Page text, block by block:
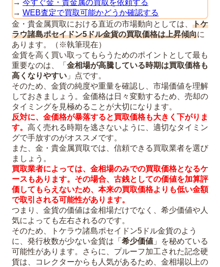
→ 今すぐ金・貴金属の買取を依頼する
→ WEB査定で買取可能かどうか確認する
金・貴金属買取における直近の市場動向としては、 トケ
ラウ諸島ポセイドン5ドル金貨の買取価格は上昇傾向に
あります。（※執筆現在）
金貨を高く買い取ってもらうためのポイントとして最も
重要なのは、「 金相場が高騰している時期は買取価格も
高くなりやすい 」点です。
そのため、金貨の純度や重量を確認し、市場価値を理解
しておきましょう。金価格は日々変動するため、売却の
タイミングを見極めることが大切になります。
反対に、金価格が暴落すると買取価格も大きく下がりま
す。 高く売れる時期を逃さないように、適切なタイミン
グで手放すのがオススメです。
また、金・貴金属買取では、信頼できる買取業者を選び
ましょう。
買取業者によっては、金相場のみでの買取価格となるケ
ースもあります。その場合、古銭としての価値を加算評
価してもらえないため、本来の買取価格よりも低い金額
で取引される可能性があります。
つまり、金貨の価値は金相場だけでなく、希少価値や人
気によっても左右されるのです。
そのため、トケラウ諸島ポセイドン5ドル金貨のよう
に、発行枚数が少ない金貨は「 希少価値 」を秘めている
可能性があります。さらに、プルーフ加工された記念硬
貨は、コレクターからも人気があるため、金相場以上の